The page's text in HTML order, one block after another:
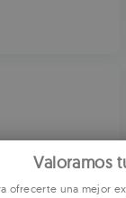
Valoramos
ofrecerte una mejor